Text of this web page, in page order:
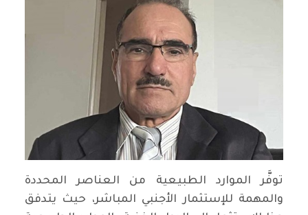
توفَّر الموارد الطبيعية من العناصر المحددة
والمهمة للإستثمار الأجنبي المباشر، حيث يتدفق